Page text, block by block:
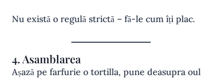
Nu există o regulă strictă – fă-le cum îți plac.
4. Asamblarea
Așază pe farfurie o tortilla, pune deasupra oul